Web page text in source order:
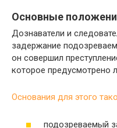
Основные
Дознаватели и
задержание
он совершил
которое предусмотрено
Основания для этого
подозреваемый